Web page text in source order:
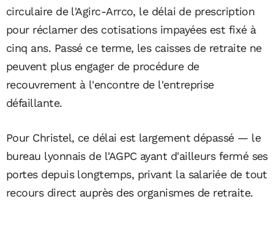
circulaire de l'Agirc-Arrco, le délai de prescription
pour réclamer des cotisations impayées est fixé à
cinq ans. Passé ce terme, les caisses de retraite ne
peuvent plus engager de procédure de
recouvrement à l'encontre de l'entreprise
défaillante.
Pour Christel, ce délai est largement dépassé — le
bureau lyonnais de l'AGPC ayant d'ailleurs fermé ses
portes depuis longtemps, privant la salariée de tout
recours direct auprès des organismes de retraite.